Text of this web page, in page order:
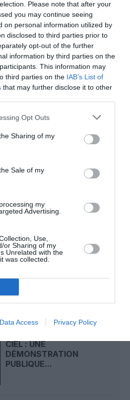
Please note that after your
you may continue seeing
on personal information utilized by
disclosed to third parties prior to
opt-out of the further
information by third parties on the
This information may
third parties on the IAB’s List of
that may further disclose it to other
Opt Outs
Sharing of my
Sale of my
my
Advertising.
Use,
or Sharing of my
Unrelated with the
was collected.
Data Access Privacy Policy
COMMENTAIRES
:
entre l’Espagne et l’Italie : des
des correspondances à risque
le contexte géopolitique
LE 9 AOÛT 1912 DANS LE
CIEL : DÉPART DE
CIEL : UNE
DÉMONSTRATION
PUBLIQUE...